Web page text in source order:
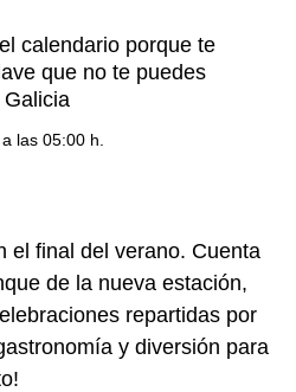
calendario porque te
que no te puedes
las 05:00 h.
el final del verano. Cuenta
de la nueva estación,
repartidas por
y diversión para